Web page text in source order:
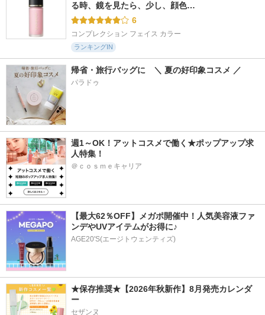
る時、鏡を見たら、少し、顔色…
6
コンプレクション フェイス カラー
ランキングIN
帰省・旅行バッグに　＼ 夏の好印象コスメ ／
パラドゥ
週1～OK！アットコスメで働く★ポップアップ求
人特集！
＠ｃｏｓｍｅキャリア
【最大62％OFF】メガポ開催中！人気美容液ファ
ンデやUVアイテムがお得に♪
AGE20'S(エージトウェンティズ)
★保存推奨★【2026年秋新作】8月発売カレンダ
ー
セザンヌ